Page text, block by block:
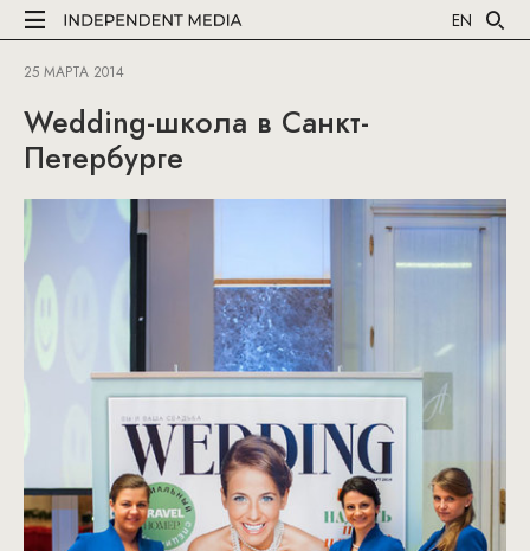
EN
25 МАРТА 2014
Wedding-школа в Санкт-
Петербурге